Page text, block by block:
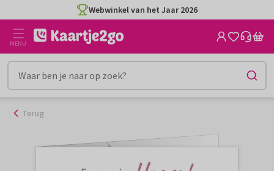
naar
inhoud
Webwinkel van het Jaar 2026
MENU
Terug